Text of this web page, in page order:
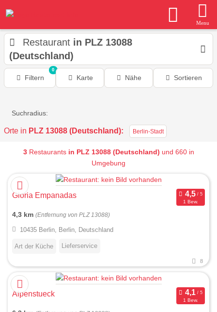
Menu
Restaurant in PLZ 13088
(Deutschland)
Filtern
0
Karte Nähe Sortieren
Suchradius:
Orte in PLZ 13088 (Deutschland): Berlin-Stadt
3Restaurants in PLZ 13088 (Deutschland) und 660 in
Umgebung
Gloria Empanadas
1 Bew.
4,3 km (Entfernung von PLZ 13088)
10435 Berlin, Berlin, Deutschland
Art der Küche Lieferservice
8
Alpenstueck
1 Bew.